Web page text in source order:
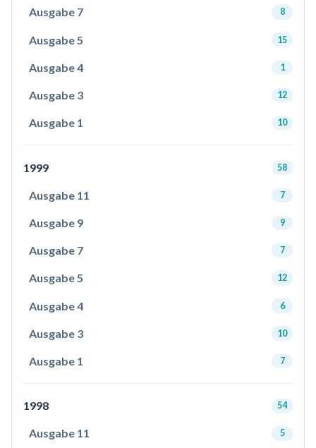
Ausgabe 7 8
Ausgabe 5 15
Ausgabe 4 1
Ausgabe 3 12
Ausgabe 1 10
1999 58
Ausgabe 11 7
Ausgabe 9 9
Ausgabe 7 7
Ausgabe 5 12
Ausgabe 4 6
Ausgabe 3 10
Ausgabe 1 7
1998 54
Ausgabe 11 5